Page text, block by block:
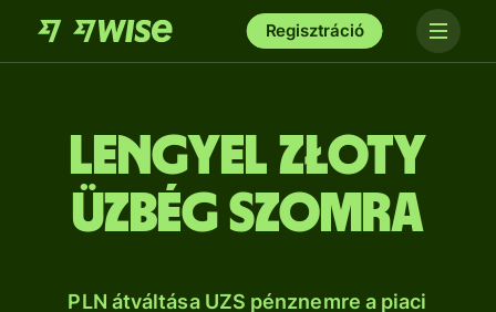
Regisztráció
lengyel złoty
üzbég szomra
PLN átváltása UZS pénznemre a piaci